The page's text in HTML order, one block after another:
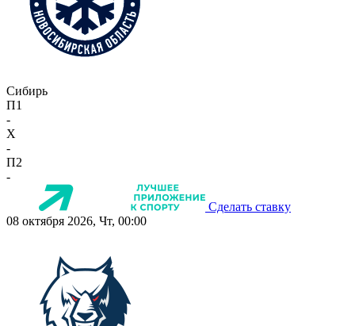
Сибирь
П1
-
X
-
П2
-
Сделать ставку
08 октября 2026, Чт, 00:00